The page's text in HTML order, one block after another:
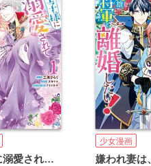
王子様に溺愛されて困ってます～転生ヒロイン、乙女ゲーム奮闘記～
少女漫画